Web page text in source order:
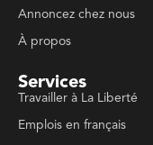
Annoncez chez nous
À propos
Services
Travailler à La Liberté
Emplois en français